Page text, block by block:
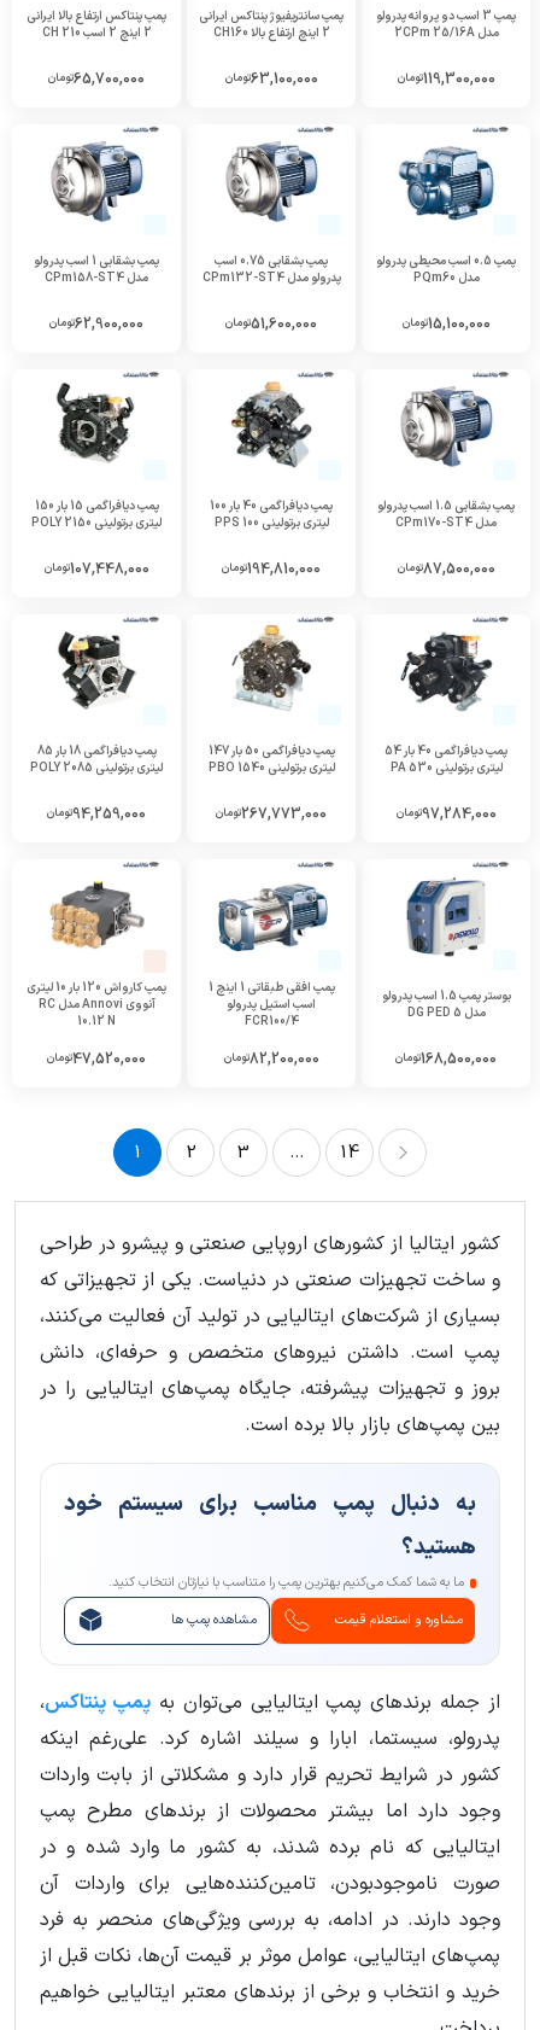
پمپ 3 اسب دو پروانه پدرولو
مدل 2CPm 25/16A
119,300,000تومان
پمپ سانتریفیوژ پنتاکس ایرانی
2 اینچ ارتفاع بالا CH160
63,100,000تومان
پمپ پنتاکس ارتفاع بالا ایرانی
2 اینچ 2 اسب CH 210
65,700,000تومان
پمپ 0.5 اسب محیطی پدرولو
مدل PQm60
15,100,000تومان
پمپ بشقابی 0.75 اسب
پدرولو مدل CPm132-ST4
51,600,000تومان
پمپ بشقابی 1 اسب پدرولو
مدل CPm158-ST4
62,900,000تومان
پمپ بشقابی 1.5 اسب پدرولو
مدل CPm170-ST4
87,500,000تومان
پمپ دیافراگمی 40 بار 100
لیتری برتولینی PPS 100
194,810,000تومان
پمپ دیافراگمی 15 بار 150
لیتری برتولینی POLY 2150
107,448,000تومان
پمپ دیافراگمی 40 بار 54
لیتری برتولینی PA 530
97,284,000تومان
پمپ دیافراگمی 50 بار 147
لیتری برتولینی PBO 1540
267,773,000تومان
پمپ دیافراگمی 18 بار 85
لیتری برتولینی POLY 2085
94,259,000تومان
بوستر پمپ 1.5 اسب پدرولو
مدل 5 DG PED
168,500,000تومان
پمپ افقی طبقاتی 1 اینچ 1
اسب استیل پدرولو
FCR100/4
82,200,000تومان
پمپ کارواش 120 بار 10 لیتری
آنووی Annovi مدل RC
10.12 N
47,520,000تومان
1 2 3 ... 14
کشور ایتالیا از کشورهای اروپایی صنعتی و پیشرو در طراحی
و ساخت تجهیزات صنعتی در دنیاست. یکی از تجهیزاتی که
بسیاری از شرکت‌های ایتالیایی در تولید آن فعالیت می‌کنند،
پمپ است. داشتن نیروهای متخصص و حرفه‌ای، دانش
بروز و تجهیزات پیشرفته، جایگاه پمپ‌های ایتالیایی را در
بین پمپ‌های بازار بالا برده است.
به دنبال پمپ مناسب برای سیستم خود
هستید؟
ما به شما کمک می‌کنیم بهترین پمپ را متناسب با نیازتان انتخاب کنید.
مشاوره و استعلام قیمت
مشاهده پمپ ها
از جمله برندهای پمپ ایتالیایی می‌توان بهپمپ پنتاکس،
پدرولو، سیستما، ابارا و سیلند اشاره کرد. علی‌رغم اینکه
کشور در شرایط تحریم قرار دارد و مشکلاتی از بابت واردات
وجود دارد اما بیشتر محصولات از برندهای مطرح پمپ
ایتالیایی که نام برده شدند، به کشور ما وارد شده و در
صورت ناموجودبودن، تامین‌کننده‌هایی برای واردات آن
وجود دارند. در ادامه، به بررسی ویژگی‌های منحصر به فرد
پمپ‌های ایتالیایی، عوامل موثر بر قیمت آن‌ها، نکات قبل از
خرید و انتخاب و برخی از برندهای معتبر ایتالیایی خواهیم